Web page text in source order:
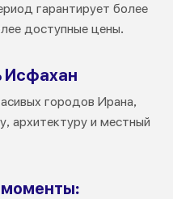
гарантирует более
доступные цены.
Исфахан
городов Ирана,
архитектуру и местный